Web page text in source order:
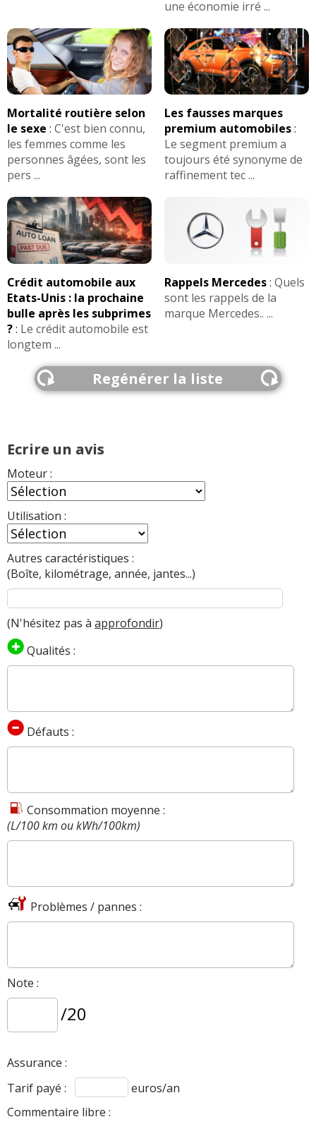
une économie irré ...
Mortalité routière selon
le sexe : C'est bien connu,
les femmes comme les
personnes âgées, sont les
pers ...
Les fausses marques
premium automobiles:
Le segment premium a
toujours été synonyme de
raffinement tec ...
Crédit automobile aux
Etats-Unis : la prochaine
bulle après les subprimes
?: Le crédit automobile est
longtem ...
Rappels Mercedes: Quels
sont les rappels de la
marque Mercedes.. ...
Regénérer la liste
Ecrire un avis
Moteur :
Utilisation :
Autres caractéristiques :
(Boîte, kilométrage, année, jantes...)
(N'hésitez pas à approfondir)
Qualités :
Défauts :
Consommation moyenne :
(L/100 km ou kWh/100km)
Problèmes / pannes :
Note :
/20
Assurance :
Tarif payé :
euros/an
Commentaire libre :